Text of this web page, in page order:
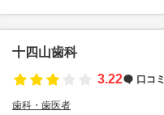
十四山歯科
3.22
口コミ
歯科・歯医者